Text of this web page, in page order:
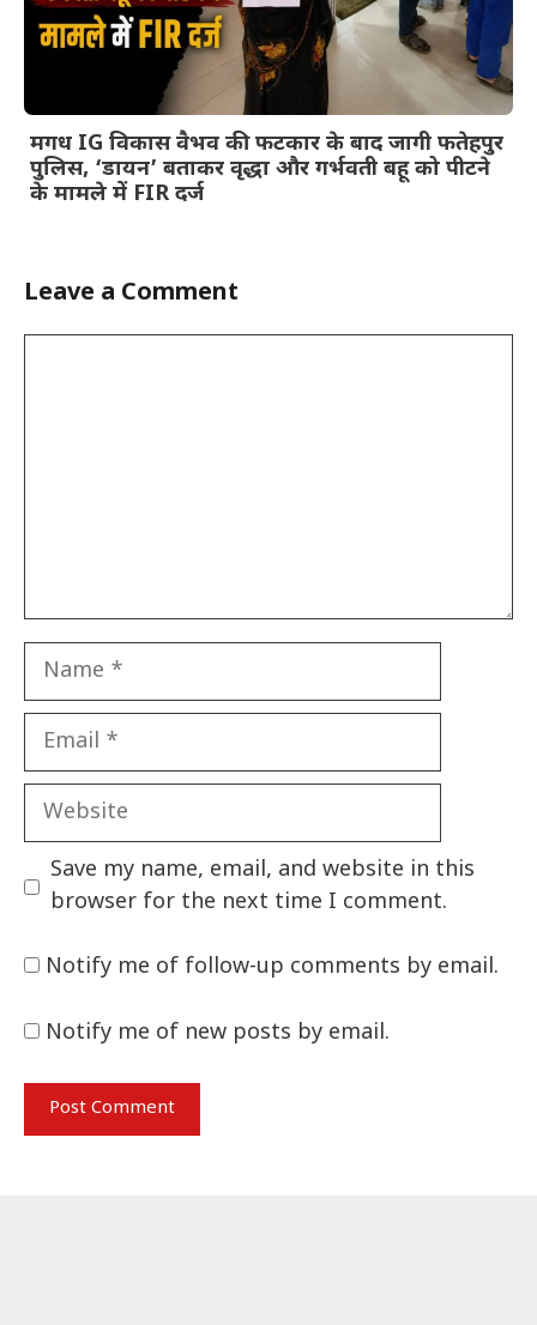
मगध IG विकास वैभव की फटकार के बाद जागी फतेहपुर
पुलिस, ‘डायन’ बताकर वृद्धा और गर्भवती बहू को पीटने
के मामले में FIR दर्ज
Leave a Comment
Name
Email
Website
Save my name, email, and website in this
browser for the next time I comment.
Notify me of follow-up comments by email.
Notify me of new posts by email.